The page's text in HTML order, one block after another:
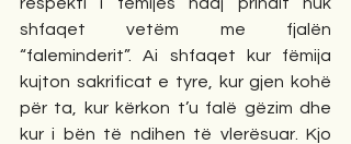
shfaqet vetëm me fjalën
“faleminderit”. Ai shfaqet kur fëmija
kujton sakrificat e tyre, kur gjen kohë
për ta, kur kërkon t’u falë gëzim dhe
kur i bën të ndihen të vlerësuar. Kjo